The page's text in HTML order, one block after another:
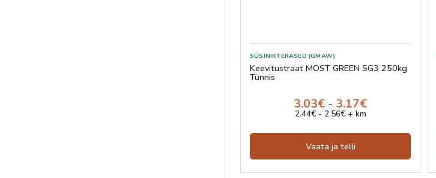
SÜSINIKTERASED (GMAW)
Keevitustraat MOST GREEN SG3 250kg
Tünnis
3.03€ - 3.17€
2.44€ - 2.56€ + km
Vaata ja telli